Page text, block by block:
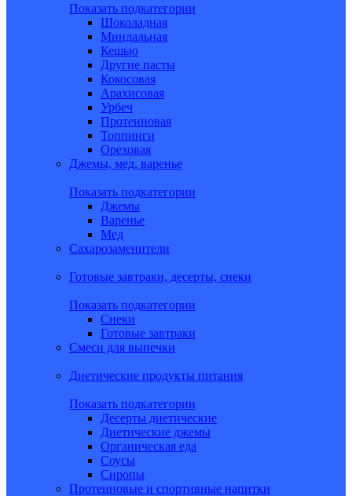
Показать подкатегории
Шоколадная
Миндальная
Кешью
Другие пасты
Кокосовая
Арахисовая
Урбеч
Протеиновая
Топпинги
Ореховая
Джемы, мед, варенье
Показать подкатегории
Джемы
Варенье
Мед
Сахарозаменители
Готовые завтраки, десерты, снеки
Показать подкатегории
Снеки
Готовые завтраки
Смеси для выпечки
Диетические продукты питания
Показать подкатегории
Десерты диетические
Диетические джемы
Органическая еда
Соусы
Сиропы
Протеиновые и спортивные напитки